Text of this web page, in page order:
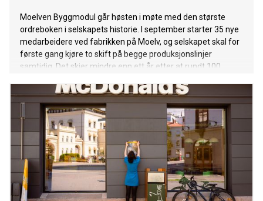
Moelven Byggmodul går høsten i møte med den største
ordreboken i selskapets historie. I september starter 35 nye
medarbeidere ved fabrikken på Moelv, og selskapet skal for
første gang kjøre to skift på begge produksjonslinjer
samtidig. Det skjer mindre enn ett år etter at rundt 100